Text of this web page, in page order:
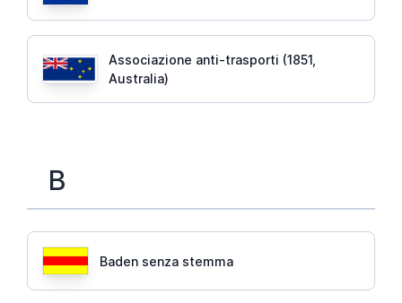
Associazione anti-trasporti (1851,
Australia)
B
Baden senza stemma